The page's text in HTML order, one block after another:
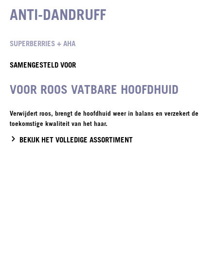
ANTI-DANDRUFF
SUPERBERRIES + AHA
SAMENGESTELD VOOR
VOOR ROOS VATBARE HOOFDHUID
Verwijdert roos, brengt de hoofdhuid weer in balans en verzekert de
toekomstige kwaliteit van het haar.
BEKIJK HET VOLLEDIGE ASSORTIMENT